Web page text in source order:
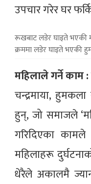
उपचार गरेर घर
रूखबाट लडेर घाइते भएकी
क्रममा लडेर घाइते भएकी
महिलाले गर्ने काम
चन्द्रमाया, हुमकला
हुन्, जो समाजले
गरिदिएका कामले
महिलाहरू
धेरैले अकालमै